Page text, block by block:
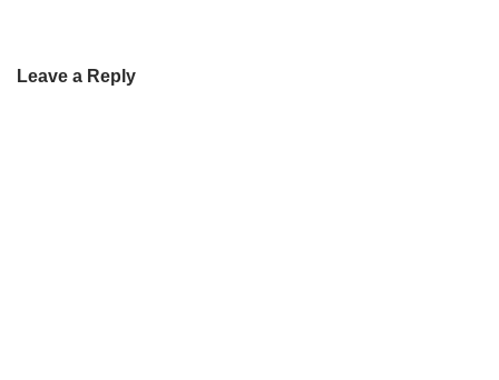
Leave a Reply